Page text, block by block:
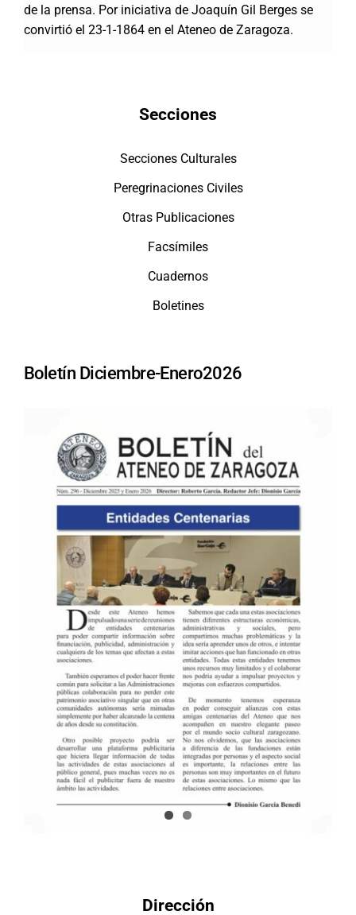
de la prensa. Por iniciativa de Joaquín Gil Berges se
convirtió el 23-1-1864 en el Ateneo de Zaragoza.
Secciones
Secciones Culturales
Peregrinaciones Civiles
Otras Publicaciones
Facsímiles
Cuadernos
Boletines
Boletín Diciembre-Enero2026
Dirección